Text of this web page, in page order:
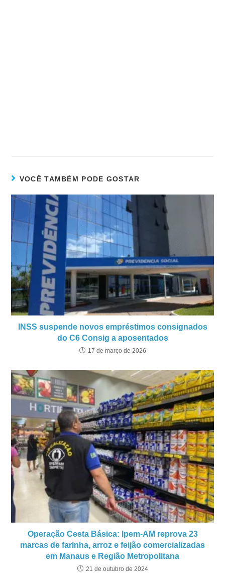
VOCÊ TAMBÉM PODE GOSTAR
INSS suspende novos empréstimos consignados
do C6 Consig a aposentados
17 de março de 2026
Operação Cesta Básica: Ipem-AM reprova 23
marcas de farinha, arroz e feijão comercializadas
em Manaus e Região Metropolitana
21 de outubro de 2024